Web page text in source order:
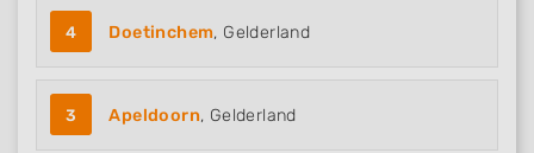
4 Doetinchem, Gelderland
3 Apeldoorn, Gelderland